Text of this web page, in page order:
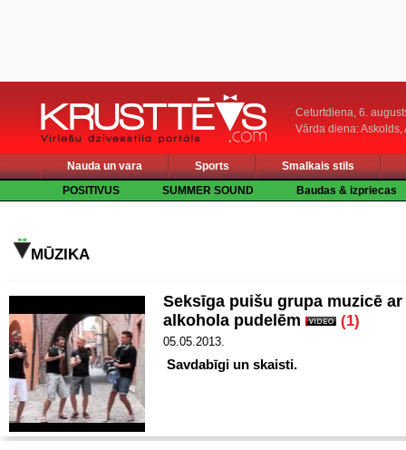
Ceturtdiena, 6.
Vārda diena: Askolds,
Nauda un vara Sports
Smalkais stils
POSITIVUS
SUMMER SOUND Baudas & izpriecas
MŪZIKA
Seksīga puišu grupa muzicē ar
alkohola pudelēm
(1)
05.05.2013.
Savdabīgi un skaisti.